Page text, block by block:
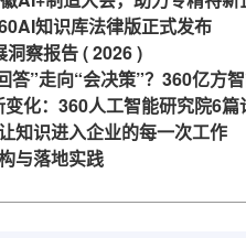
知识库法律版正式发布
察报告 ( 2026 )
”走向“会决策”？360亿方
化：360人工智能研究院6
知识进入企业的每一次工作
与落地实践